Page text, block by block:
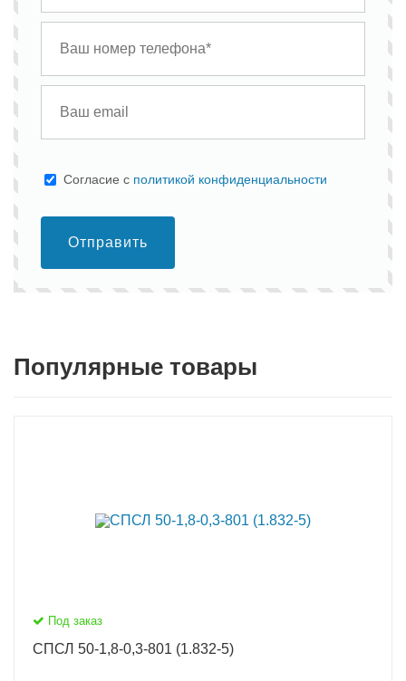
Cогласие с политикой конфиденциальности
Отправить
Популярные товары
Под заказ
СПСЛ 50-1,8-0,3-801 (1.832-5)